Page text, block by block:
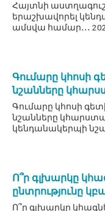
Հայտնի
երաշխավորել
ամսվա համար․․․
Գումարը կհոսի
նշանները
Գումարը կհոսի
նշանները
կենդանակերպի
Ո՞ր գլխարկը
ընտրությունը
Ո՞ր գլխարկը